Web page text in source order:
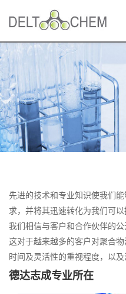
先进的技术和专业知识使我们
求，并将其迅速转化为我们可以
我们相信与客户和合作伙伴的公
这对于越来越多的客户对聚合
时间及灵活性的重视程度，以
德达志成专业所在